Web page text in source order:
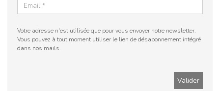
Votre adresse n'est utilisée que pour vous envoyer notre newsletter.
Vous pouvez à tout moment utiliser le lien de désabonnement intégré
dans nos mails.